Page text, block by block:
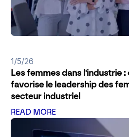
1/5/26
Les femmes dans l'industrie :
favorise le leadership des
secteur industriel
READ MORE